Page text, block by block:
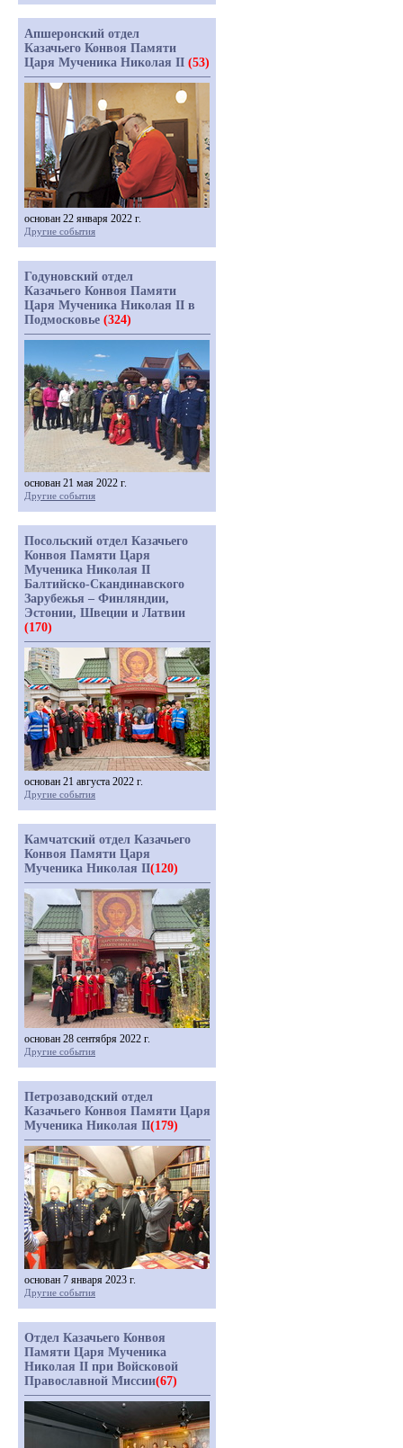
Апшеронский отдел
Казачьего Конвоя Памяти
Царя Мученика Николая II (53)
основан 22 января 2022 г.
Другие события
Годуновский отдел
Казачьего Конвоя Памяти
Царя Мученика Николая II в
Подмосковье (324)
основан 21 мая 2022 г.
Другие события
Посольский отдел Казачьего
Конвоя Памяти Царя
Мученика Николая II
Балтийско-Скандинавского
Зарубежья – Финляндии,
Эстонии, Швеции и Латвии
(170)
основан 21 августа 2022 г.
Другие события
Камчатский отдел Казачьего
Конвоя Памяти Царя
Мученика Николая II(120)
основан 28 сентября 2022 г.
Другие события
Петрозаводский отдел
Казачьего Конвоя Памяти Царя
Мученика Николая II(179)
основан 7 января 2023 г.
Другие события
Отдел Казачьего Конвоя
Памяти Царя Мученика
Николая II при Войсковой
Православной Миссии(67)